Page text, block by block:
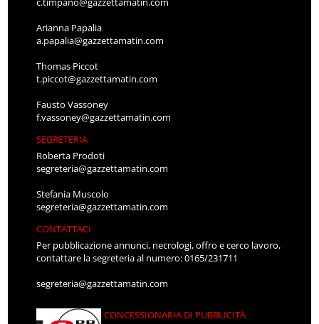
Arianna Papalia
a.papalia@gazzettamatin.com
Thomas Piccot
t.piccot@gazzettamatin.com
Fausto Vassoney
f.vassoney@gazzettamatin.com
SEGRETERIA
Roberta Prodoti
segreteria@gazzettamatin.com
Stefania Muscolo
segreteria@gazzettamatin.com
CONTATTACI
Per pubblicazione annunci, necrologi, offro e cerco lavoro,
contattare la segreteria al numero: 0165/231711
segreteria@gazzettamatin.com
CONCESSIONARIA DI PUBBLICITÀ